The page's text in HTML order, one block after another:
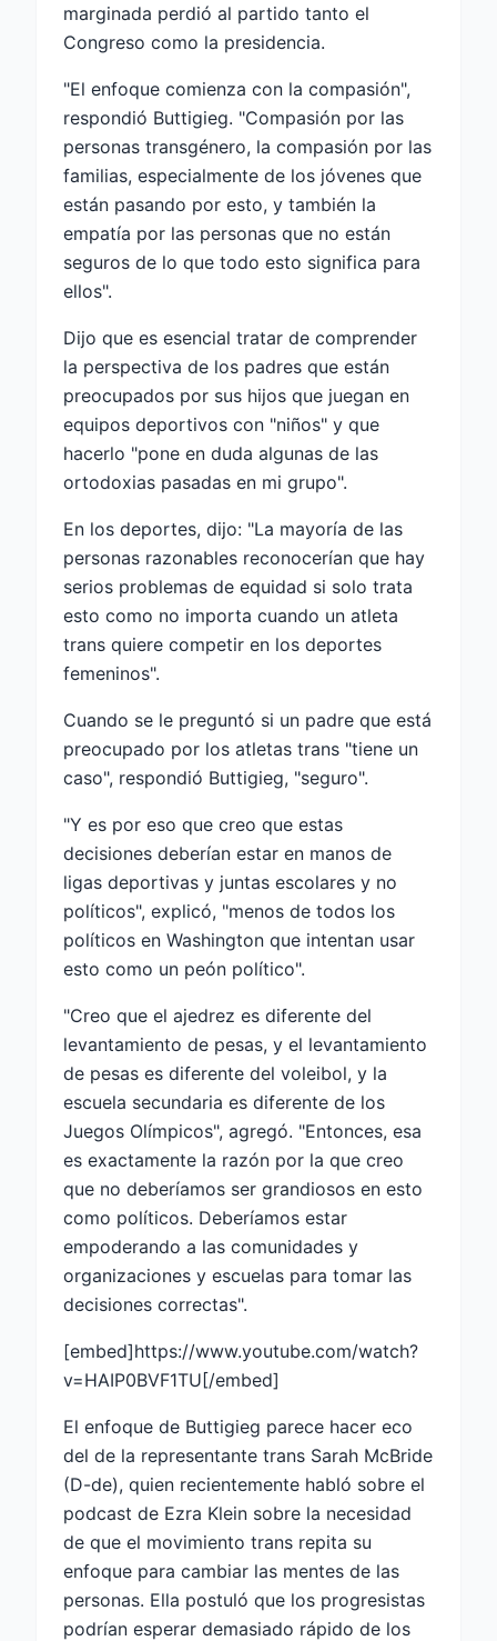
marginada perdió al partido tanto el
Congreso como la presidencia.
"El enfoque comienza con la compasión",
respondió Buttigieg. "Compasión por las
personas transgénero, la compasión por las
familias, especialmente de los jóvenes que
están pasando por esto, y también la
empatía por las personas que no están
seguros de lo que todo esto significa para
ellos".
Dijo que es esencial tratar de comprender
la perspectiva de los padres que están
preocupados por sus hijos que juegan en
equipos deportivos con "niños" y que
hacerlo "pone en duda algunas de las
ortodoxias pasadas en mi grupo".
En los deportes, dijo: "La mayoría de las
personas razonables reconocerían que hay
serios problemas de equidad si solo trata
esto como no importa cuando un atleta
trans quiere competir en los deportes
femeninos".
Cuando se le preguntó si un padre que está
preocupado por los atletas trans "tiene un
caso", respondió Buttigieg, "seguro".
"Y es por eso que creo que estas
decisiones deberían estar en manos de
ligas deportivas y juntas escolares y no
políticos", explicó, "menos de todos los
políticos en Washington que intentan usar
esto como un peón político".
"Creo que el ajedrez es diferente del
levantamiento de pesas, y el levantamiento
de pesas es diferente del voleibol, y la
escuela secundaria es diferente de los
Juegos Olímpicos", agregó. "Entonces, esa
es exactamente la razón por la que creo
que no deberíamos ser grandiosos en esto
como políticos. Deberíamos estar
empoderando a las comunidades y
organizaciones y escuelas para tomar las
decisiones correctas".
[embed]https://www.youtube.com/watch?
v=HAIP0BVF1TU[/embed]
El enfoque de Buttigieg parece hacer eco
del de la representante trans Sarah McBride
(D-de), quien recientemente habló sobre el
podcast de Ezra Klein sobre la necesidad
de que el movimiento trans repita su
enfoque para cambiar las mentes de las
personas. Ella postuló que los progresistas
podrían esperar demasiado rápido de los